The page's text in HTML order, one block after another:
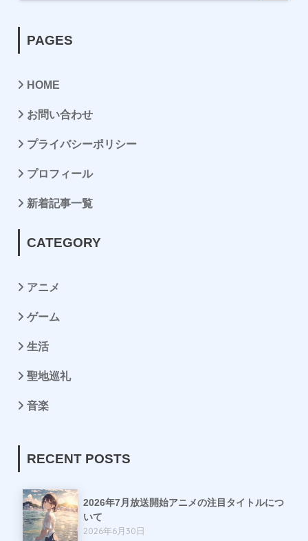
PAGES
HOME
お問い合わせ
プライバシーポリシー
プロフィール
新着記事一覧
CATEGORY
アニメ
ゲーム
生活
聖地巡礼
音楽
RECENT POSTS
2026年7月放送開始アニメの注目タイトルにつ
いて
2026年6月30日